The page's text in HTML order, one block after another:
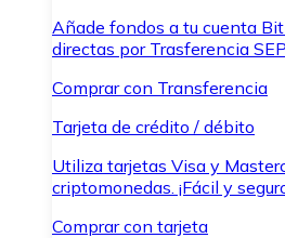
Añade fondos a tu cuenta
directas por Trasferencia
Comprar con Transferencia
Tarjeta de crédito / débito
Utiliza tarjetas Visa y
criptomonedas. ¡Fácil y
Comprar con tarjeta